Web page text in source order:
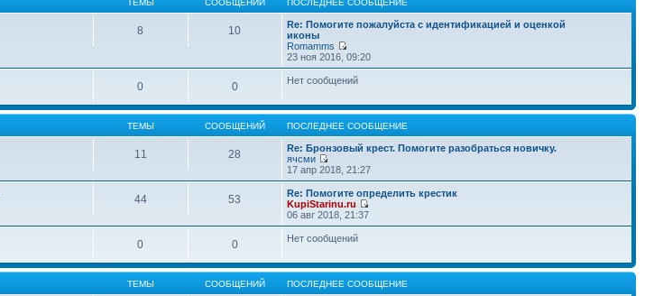
ТЕМЫ СООБЩЕНИЙ ПОСЛЕДНЕЕ СООБЩЕНИЕ
8 10
Re: Помогите пожалуйста с идентификацией и оценкой
иконы
Romamms
23 ноя 2016, 09:20
0 0 Нет сообщений
ТЕМЫ СООБЩЕНИЙ ПОСЛЕДНЕЕ СООБЩЕНИЕ
11 28
Re: Бронзовый крест. Помогите разобраться новичку.
ячсми
17 апр 2018, 21:27
44 53
Re: Помогите определить крестик
KupiStarinu.ru
06 авг 2018, 21:37
0 0 Нет сообщений
ТЕМЫ СООБЩЕНИЙ ПОСЛЕДНЕЕ СООБЩЕНИЕ